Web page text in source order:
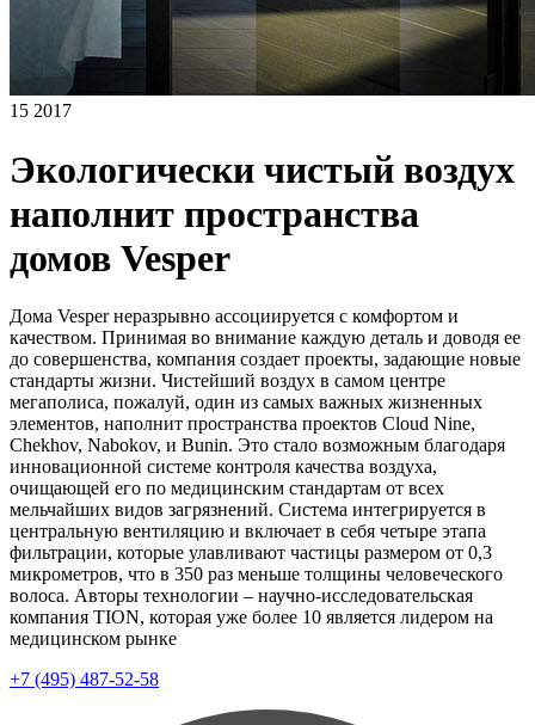
15 2017
Экологически чистый воздух
наполнит пространства
домов Vesper
Дома Vesper неразрывно ассоциируется с комфортом и
качеством. Принимая во внимание каждую деталь и доводя ее
до совершенства, компания создает проекты, задающие новые
стандарты жизни. Чистейший воздух в самом центре
мегаполиса, пожалуй, один из самых важных жизненных
элементов, наполнит пространства проектов Cloud Nine,
Chekhov, Nabokov, и Bunin. Это стало возможным благодаря
инновационной системе контроля качества воздуха,
очищающей его по медицинским стандартам от всех
мельчайших видов загрязнений. Система интегрируется в
центральную вентиляцию и включает в себя четыре этапа
фильтрации, которые улавливают частицы размером от 0,3
микрометров, что в 350 раз меньше толщины человеческого
волоса. Авторы технологии – научно-исследовательская
компания TION, которая уже более 10 является лидером на
медицинском рынке
+7 (495) 487-52-58